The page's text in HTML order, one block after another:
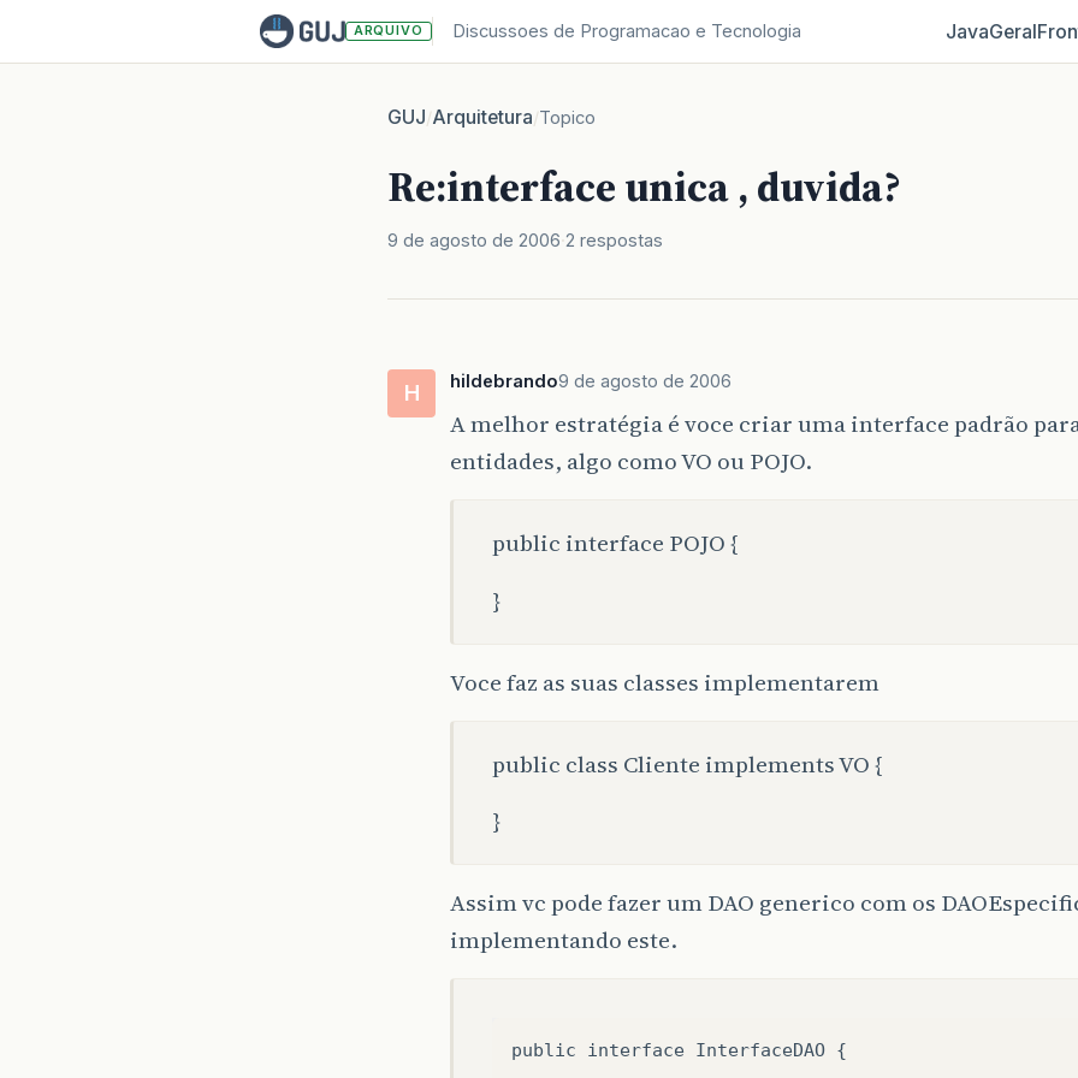
ARQUIVO Discussoes de Programacao e Tecnologia JavaGeral
GUJ/Arquitetura/Topico
Re:interface unica , duvida?
9 de agosto de 2006 2 respostas
H hildebrando9 de agosto de 2006
A melhor estratégia é voce criar uma interface padrão
entidades, algo como VO ou POJO.
public interface POJO {
}
Voce faz as suas classes implementarem
public class Cliente implements VO {
}
Assim vc pode fazer um DAO generico com os
implementando este.
public interface InterfaceDAO {